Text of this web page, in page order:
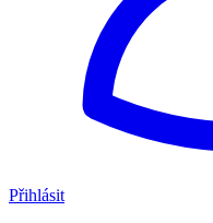
Přihlásit